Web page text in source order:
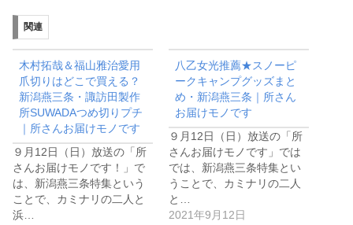
関連
木村拓哉＆福山雅治愛用
爪切りはどこで買える？
新潟燕三条・諏訪田製作
所SUWADAつめ切りプチ
｜所さんお届けモノです
９月12日（日）放送の「所
さんお届けモノです！」で
は、新潟燕三条特集という
ことで、カミナリの二人と
浜…
八乙女光推薦★スノーピ
ークキャンプグッズまと
め・新潟燕三条｜所さん
お届けモノです
９月12日（日）放送の「所
さんお届けモノです」では
では、新潟燕三条特集とい
うことで、カミナリの二人
と…
2021年9月12日